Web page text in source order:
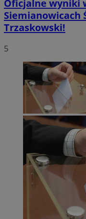
Oficjalne wyniki
Siemianowicach
Trzaskowski!
5